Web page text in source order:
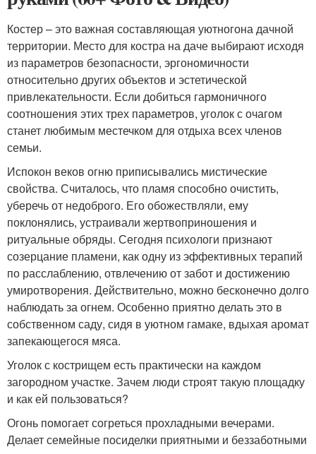
Костер – это важная составляющая уютногона дачной
территории. Место для костра на даче выбирают исходя
из параметров безопасности, эргономичности
относительно других объектов и эстетической
привлекательности. Если добиться гармоничного
соотношения этих трех параметров, уголок с очагом
станет любимым местечком для отдыха всех членов
семьи.
Испокон веков огню приписывались мистические
свойства. Считалось, что пламя способно очистить,
уберечь от недоброго. Его обожествляли, ему
поклонялись, устраивали жертвоприношения и
ритуальные обряды. Сегодня психологи признают
созерцание пламени, как одну из эффективных терапий
по расслаблению, отвлечению от забот и достижению
умиротворения. Действительно, можно бесконечно долго
наблюдать за огнем. Особенно приятно делать это в
собственном саду, сидя в уютном гамаке, вдыхая аромат
запекающегося мяса.
Уголок с кострищем есть практически на каждом
загородном участке. Зачем люди строят такую площадку
и как ей пользоваться?
Огонь помогает согреться прохладными вечерами.
Делает семейные посиделки приятными и беззаботными